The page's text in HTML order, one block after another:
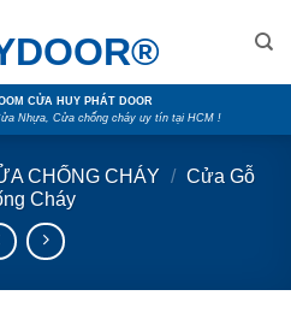
CỬA HUY PHÁT DOOR
Nhựa, Cửa chống cháy uy tín tại HCM !
CHỐNG CHÁY / Cửa Gỗ
Cháy